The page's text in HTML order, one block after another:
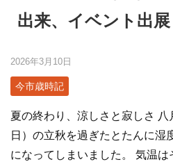
出来、イベント出展
2026年3月10日
今市歳時記
夏の終わり、涼しさと寂しさ
日）の立秋を過ぎたとたんに湿
になってしまいました。 気温は